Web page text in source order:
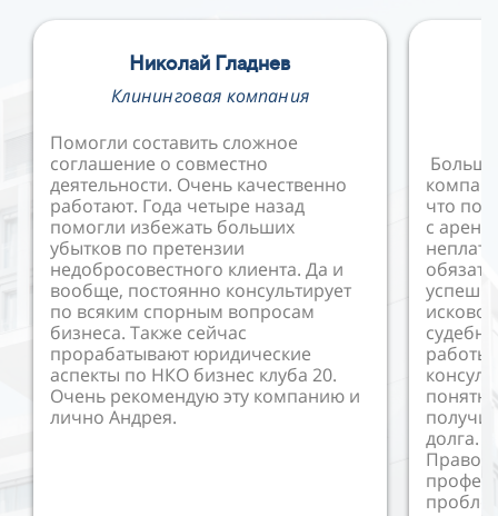
Николай Гладнев
Клининговая компания
Помогли составить сложное
соглашение о совместно
деятельности. Очень качественно
работают. Года четыре назад
помогли избежать больших
убытков по претензии
недобросовестного клиента. Да и
вообще, постоянно консультирует
по всяким спорным вопросам
бизнеса. Также сейчас
прорабатывают юридические
аспекты по НКО бизнес клуба 20.
Очень рекомендую эту компанию и
лично Андрея.
что
с
работы
долга.